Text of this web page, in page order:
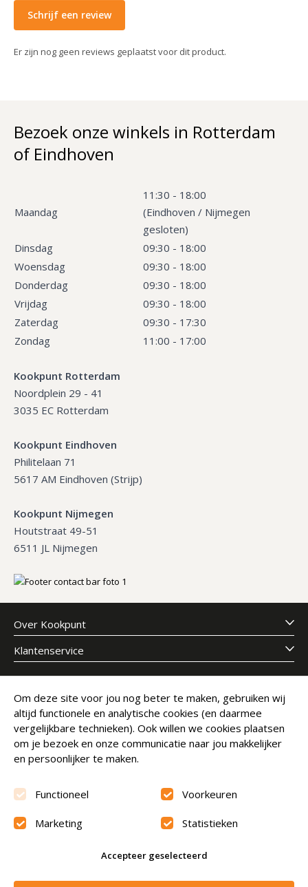
Schrijf een review
Er zijn nog geen reviews geplaatst voor dit product.
Bezoek onze winkels in Rotterdam
of Eindhoven
Maandag
11:30 - 18:00
(Eindhoven / Nijmegen
gesloten)
Dinsdag
09:30 - 18:00
Woensdag
09:30 - 18:00
Donderdag
09:30 - 18:00
Vrijdag
09:30 - 18:00
Zaterdag
09:30 - 17:30
Zondag
11:00 - 17:00
Kookpunt Rotterdam
Noordplein 29 - 41
3035 EC Rotterdam
Kookpunt Eindhoven
Philitelaan 71
5617 AM Eindhoven (Strijp)
Kookpunt Nijmegen
Houtstraat 49-51
6511 JL Nijmegen
Over Kookpunt
Klantenservice
Meld je aan voor onze nieuwsbrief
E-mailadres
Abonneer
Beoordeling9.6
© Copyright 2026 Kookpunt.nl|Algemene voorwaarden
Om deze site voor jou nog beter te maken, gebruiken wij
altijd functionele en analytische cookies (en daarmee
vergelijkbare technieken). Ook willen we cookies plaatsen
om je bezoek en onze communicatie naar jou makkelijker
en persoonlijker te maken.
Functioneel Voorkeuren
Marketing Statistieken
Accepteer geselecteerd